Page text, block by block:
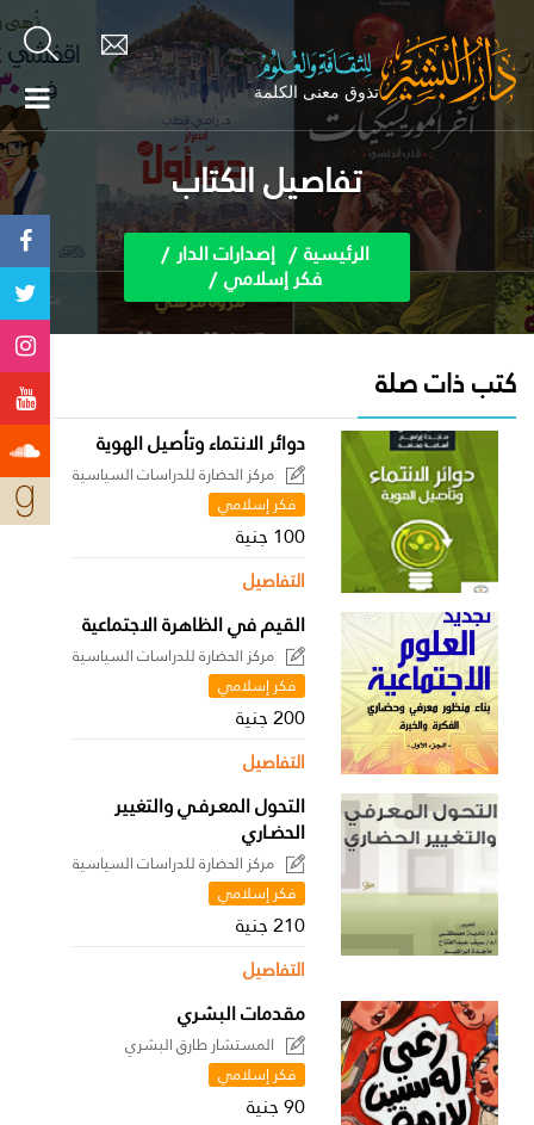
تفاصيل الكتاب
الرئيسية إصدارات الدار
فكر إسلامي
كتب ذات صلة
دوائر الانتماء وتأصيل الهوية
مركز الحضارة للدراسات السياسية
فكر إسلامي
100 جنية
التفاصيل
القيم في الظاهرة الاجتماعية
مركز الحضارة للدراسات السياسية
فكر إسلامي
200 جنية
التفاصيل
التحول المعـرفـي والتغيير
الحضـاري
مركز الحضارة للدراسات السياسية
فكر إسلامي
210 جنية
التفاصيل
مقدمات البشري
المستشار طارق البشري
فكر إسلامي
90 جنية